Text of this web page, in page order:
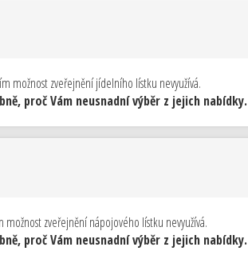
možnost zveřejnění jídelního lístku nevyužívá.
proč Vám neusnadní výběr z jejich nabídky.
možnost zveřejnění nápojového lístku nevyužívá.
proč Vám neusnadní výběr z jejich nabídky.